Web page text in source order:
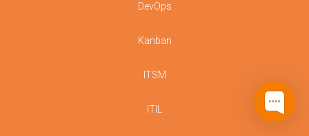
DevOps
Kanban
ITSM
ITIL